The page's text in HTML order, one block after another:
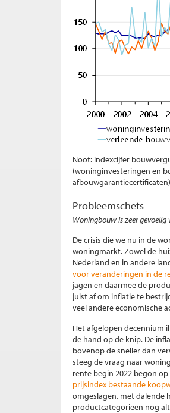
Noot: indexcijfer
(woninginvesteringen en
Probleemschets
Woningbouw is zeer
De crisis die we nu in de
woningmarkt. Zowel de
Nederland en in andere
voor veranderingen in de
jagen en daarmee de
juist af om inflatie te
veel andere economische
Het afgelopen decennium
de hand op de knip. De
bovenop de sneller dan
steeg de vraag naar
rente begin 2022 begon
prijsindex bestaande
omgeslagen, met dalende
productcategorieën nog